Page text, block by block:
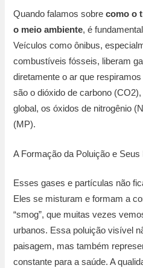
Quando falamos sobrecomo o
o meio ambiente, é
Veículos como ônibus,
combustíveis fósseis, liberam
diretamente o ar que
são o dióxido de carbono
global, os óxidos de nitrogênio
(MP).
A Formação da Poluição e
Esses gases e partículas não
Eles se misturam e formam a
“smog”, que muitas vezes
urbanos. Essa poluição visível
paisagem, mas também
constante para a saúde. A